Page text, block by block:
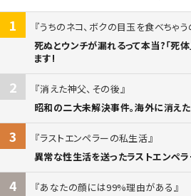
1
うちのネコ、ボクの目玉を食べちゃう
死ぬとウンチが漏れるって本当?「死
ます!
2
消えた神父、その後
昭和の二大未解決事件。海外に消えた
3
ラストエンペラーの私生活
異常な性生活を送ったラストエンペ
4
あなたの顔には99%理由がある